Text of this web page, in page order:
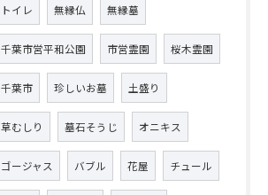
トイレ 無縁仏 無縁墓
千葉市営平和公園 市営霊園 桜木霊園
千葉市 珍しいお墓 土盛り
草むしり 墓石そうじ オニキス
ゴージャス バブル 花屋 チュール